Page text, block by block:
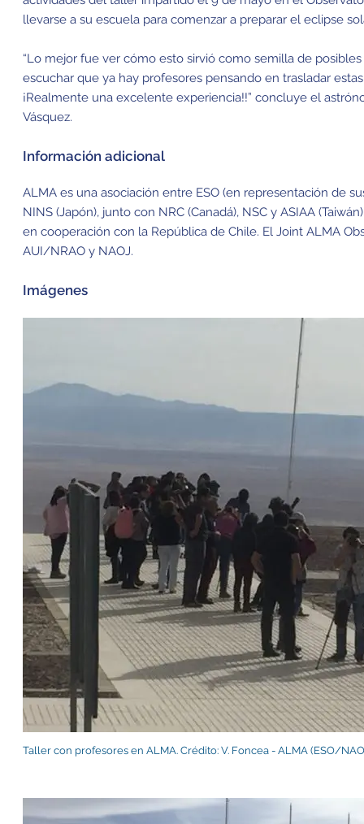
llevarse a su escuela para comenzar a preparar el eclipse
“Lo mejor fue ver cómo esto sirvió como semilla de
escuchar que ya hay profesores pensando en trasladar
¡Realmente una excelente experiencia!!” concluye el
Vásquez.
Información adicional
ALMA es una asociación entre ESO (en representación de
NINS (Japón), junto con NRC (Canadá), NSC y ASIAA
en cooperación con la República de Chile. El Joint ALMA
AUI/NRAO y NAOJ.
Imágenes
Taller con profesores en ALMA. Crédito: V. Foncea - ALMA (ESO/